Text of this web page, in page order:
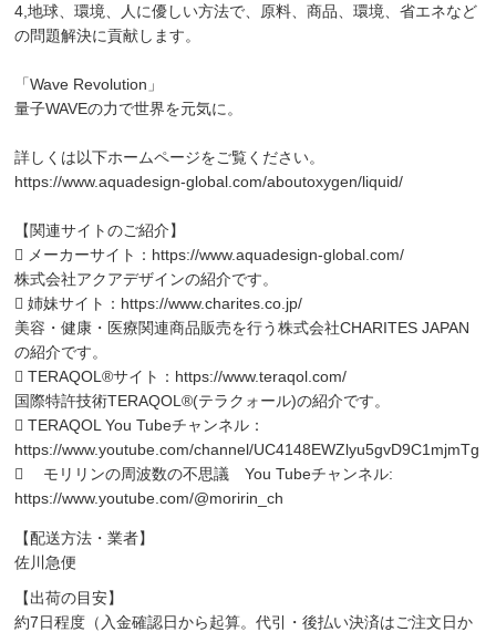
4,地球、環境、人に優しい方法で、原料、商品、環境、省エネなど
の問題解決に貢献します。
「Wave Revolution」
量子WAVEの力で世界を元気に。
詳しくは以下ホームページをご覧ください。
https://www.aquadesign-global.com/aboutoxygen/liquid/
【関連サイトのご紹介】
 メーカーサイト： https://www.aquadesign-global.com/
株式会社アクアデザインの紹介です。
 姉妹サイト： https://www.charites.co.jp/
美容・健康・医療関連商品販売を行う株式会社CHARITES JAPAN
の紹介です。
 TERAQOL®サイト： https://www.teraqol.com/
国際特許技術TERAQOL®(テラクォール)の紹介です。
 TERAQOL You Tubeチャンネル：
https://www.youtube.com/channel/UC4148EWZlyu5gvD9C1mjmTg
 モリリンの周波数の不思議 You Tubeチャンネル:
https://www.youtube.com/@moririn_ch
【配送方法・業者】
佐川急便
【出荷の目安】
約7日程度（入金確認日から起算。代引・後払い決済はご注文日か